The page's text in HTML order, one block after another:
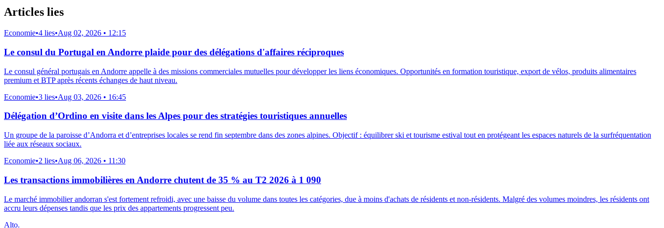
Articles lies
Economie•4 lies•Aug 02, 2026 • 12:15
Le consul du Portugal en Andorre plaide pour des délégations d'affaires réciproques
Le consul général portugais en Andorre appelle à des missions commerciales mutuelles pour développer les liens économiques. Opportunités en formation touristique, export de vélos, produits alimentaires
premium et BTP après récents échanges de haut niveau.
Economie•3 lies•Aug 03, 2026 • 16:45
Délégation d’Ordino en visite dans les Alpes pour des stratégies touristiques annuelles
Un groupe de la paroisse d’Andorra et d’entreprises locales se rend fin septembre dans des zones alpines. Objectif : équilibrer ski et tourisme estival tout en protégeant les espaces naturels de la surfréquentation
liée aux réseaux sociaux.
Economie•2 lies•Aug 06, 2026 • 11:30
Les transactions immobilières en Andorre chutent de 35 % au T2 2026 à 1 090
Le marché immobilier andorran s'est fortement refroidi, avec une baisse du volume dans toutes les catégories, due à moins d'achats de résidents et non-résidents. Malgré des volumes moindres, les résidents ont
accru leurs dépenses tandis que les prix des appartements progressent peu.
Alto.